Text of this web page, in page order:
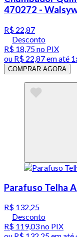
470272 -
R$ 22,87
Desconto
R$ 18,75no PIX
ou R$ 22,87em até
COMPRAR AGORA
Parafuso Telha
R$ 132,25
Desconto
R$ 119,03no PIX